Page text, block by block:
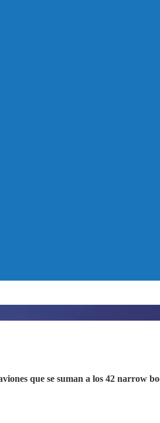
que se suman a los 42 narrow